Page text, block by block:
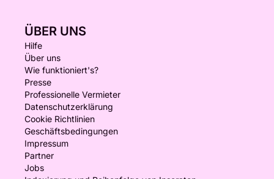
ÜBER UNS
Hilfe
Über uns
Wie funktioniert's?
Presse
Professionelle Vermieter
Datenschutzerklärung
Cookie Richtlinien
Geschäftsbedingungen
Impressum
Partner
Jobs